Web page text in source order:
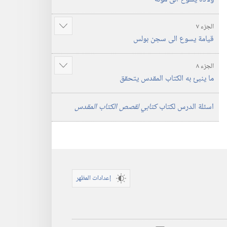
الجزء ٧
قيامة يسوع الى سجن بولس
عرض
الجزء ٨
ما ينبئ به الكتاب المقدس يتحقق
عرض
اسئلة الدرس لكتابكتابي لقصص الكتاب المقدس
إعدادات المظهر